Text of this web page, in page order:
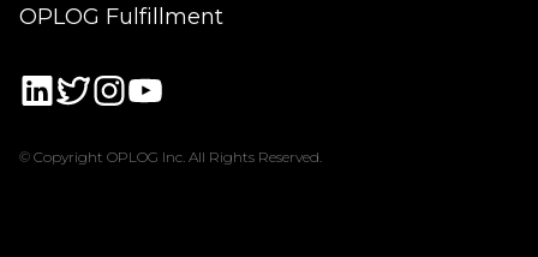
OPLOG Fulfillment
© Copyright OPLOG Inc. All Rights Reserved.